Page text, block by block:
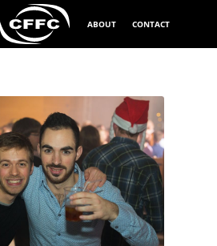
ABOUT CONTACT